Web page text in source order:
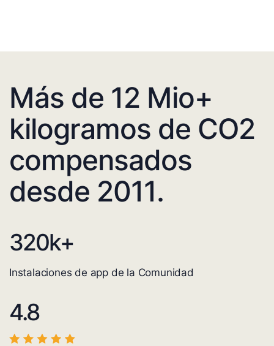
Más de 12 Mio+
kilogramos de CO2
compensados
desde 2011.
320k+
Instalaciones de app de la Comunidad
4.8